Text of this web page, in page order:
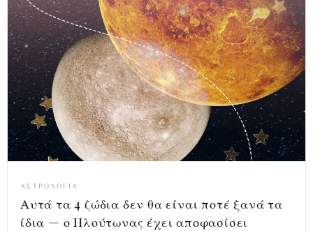
ΑΣΤΡΟΛΟΓΊΑ
Αυτά τα 4 ζώδια δεν θα είναι ποτέ ξανά τα
ίδια — ο Πλούτωνας έχει αποφασίσει